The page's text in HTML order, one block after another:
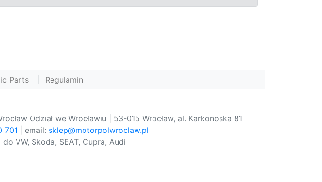
Parts Regulamin
Odział we Wrocławiu | 53-015 Wrocław, al. Karkonoska 81
701 | email: sklep@motorpolwroclaw.pl
VW, Skoda, SEAT, Cupra, Audi